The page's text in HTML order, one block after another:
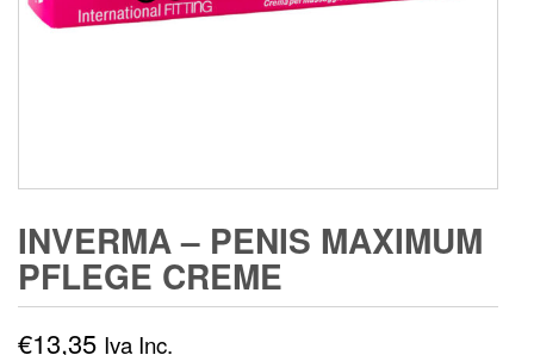
INVERMA – PENIS MAXIMUM
PFLEGE CREME
€13,35 Iva Inc.